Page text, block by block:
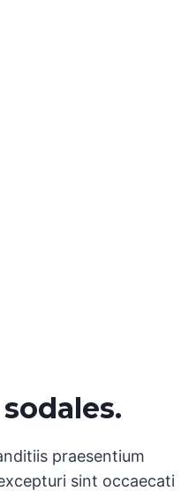
praesentium
sint occaecati